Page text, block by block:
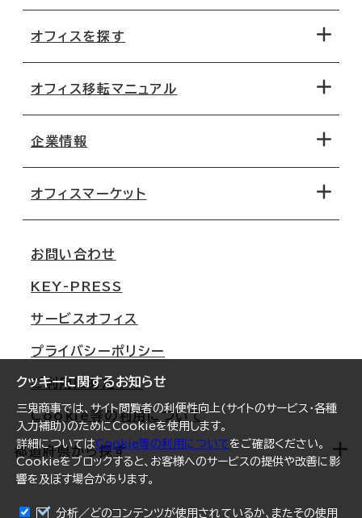
クッキーに関するお知らせ
三鬼商事では、サイト閲覧者の利便性向上(サイトのサービス・各種
入力補助)のためにCookieを使用します。
詳細についてはCookie等の利用についてをご確認ください。
Cookieをブロックすると、お客様へのサービスの提供や改善に影
響を及ぼす場合があります。
分析／どのコンテンツが使用されているか、またその使用
オフィスを探す
地図から探す
路線・駅から探す
オフィス移転マニュアル
移転コストシミュレーション
移転スケジュール
オフィス移転Q&A
企業情報
オフィスマーケット
大阪
名古屋
札幌
仙台
横浜
福岡
オフィスリポート
ログイン
お問い合わせ
KEY-PRESS
サービスオフィス
プライバシーポリシー
ご利用にあたって
Cookie等の利用について
都道府県から探す